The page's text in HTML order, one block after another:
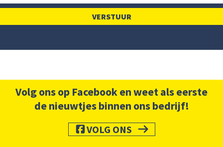
Volg ons op Facebook en weet als eerste
de nieuwtjes binnen ons bedrijf!
VOLG ONS